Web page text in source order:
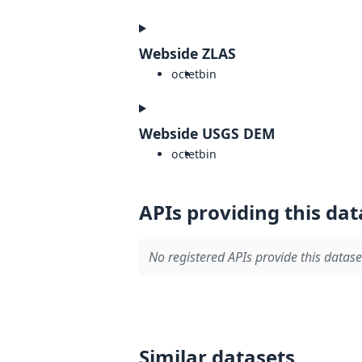
Webside ZLAS
octetbin
Webside USGS DEM
octetbin
APIs providing this
No registered APIs provide this
Similar datasets